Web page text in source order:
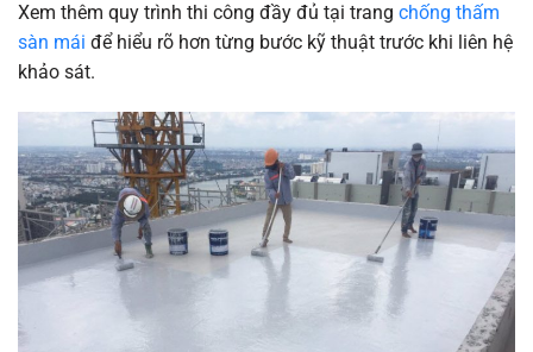
Xem thêm quy trình thi công đầy đủ tại trang chống thấm
sàn mái để hiểu rõ hơn từng bước kỹ thuật trước khi liên hệ
khảo sát.